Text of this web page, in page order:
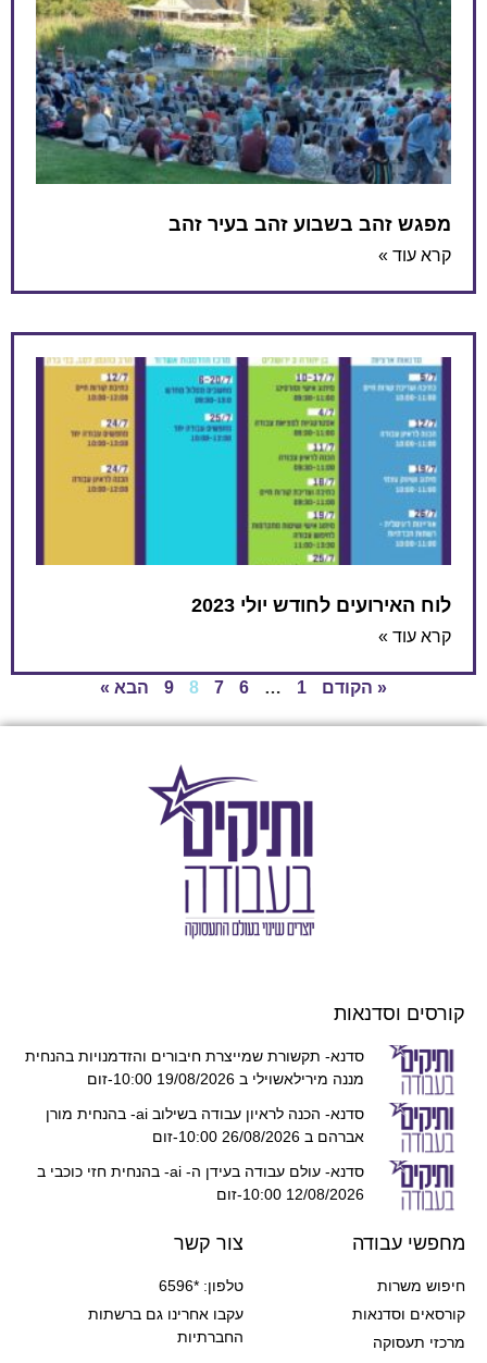
מפגש זהב בשבוע זהב בעיר זהב
קרא עוד »
לוח האירועים לחודש יולי 2023
קרא עוד »
« הקודם 1
…
6
7
8
9 הבא »
קורסים וסדנאות
סדנא- תקשורת שמייצרת חיבורים והזדמנויות בהנחית
מננה מירילאשוילי ב 19/08/2026 10:00-זום
סדנא- הכנה לראיון עבודה בשילוב ai- בהנחית מורן
אברהם ב 26/08/2026 10:00-זום
סדנא- עולם עבודה בעידן ה- ai- בהנחית חזי כוכבי ב
12/08/2026 10:00-זום
מחפשי עבודה
חיפוש משרות
קורסאים וסדנאות
מרכזי תעסוקה
צור קשר
טלפון: *6596
עקבו אחרינו גם ברשתות
החברתיות